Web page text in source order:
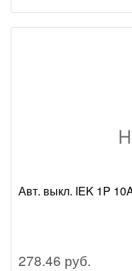
Авт. выкл. IEK 1P
278.46 руб.